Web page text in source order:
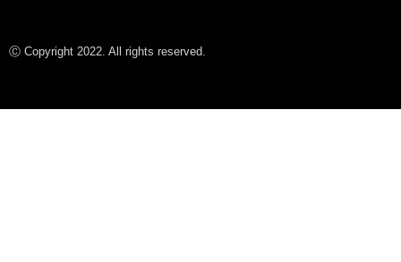
Ⓒ Copyright 2022. All rights reserved.